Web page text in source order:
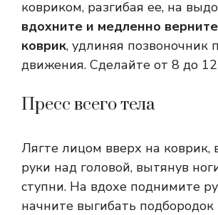
ковриком, разгибая ее, на
вдохните и медленно
коврик, удлиняя позвоночник
движения. Сделайте от 8 до
Пресс всего тела
Лягте лицом вверх на коврик,
руки над головой, вытянув
ступни. На вдохе поднимите
начните выгибать подбородок